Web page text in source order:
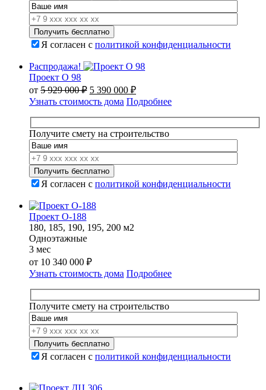
Я согласен с политикой конфиденциальности
Распродажа!
Проект О 98
от 5 929 000₽ Первоначальная
цена
составляла
5
929
5 390 000 ₽Текущая
цена:
5
390
000 ₽.
Узнать стоимость дома Подробнее
Получите смету на строительство
Я согласен с политикой конфиденциальности
Проект О-188
180, 185, 190, 195, 200 м2
Одноэтажные
3 мес
от 10 340 000 ₽
Узнать стоимость дома Подробнее
Получите смету на строительство
Я согласен с политикой конфиденциальности